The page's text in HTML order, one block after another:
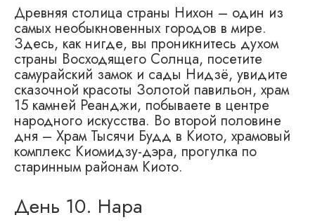
Древняя столица страны Нихон – один из
самых необыкновенных городов в мире.
Здесь, как нигде, вы проникнитесь духом
страны Восходящего Солнца, посетите
самурайский замок и сады Нидзё, увидите
сказочной красоты Золотой павильон, храм
15 камней Реанджи, побываете в центре
народного искусства. Во второй половине
дня – Храм Тысячи Будд в Киото, храмовый
комплекс Киомидзу-дэра, прогулка по
старинным районам Киото.
День 10. Нара